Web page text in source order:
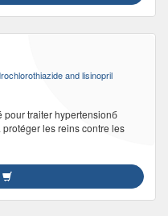
and lisinopril
pour traiter hypertensionб
les reins contre les